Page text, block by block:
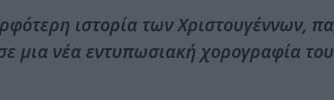
ιστορία των Χριστουγέννων,
μια νέα εντυπωσιακή χορογραφία